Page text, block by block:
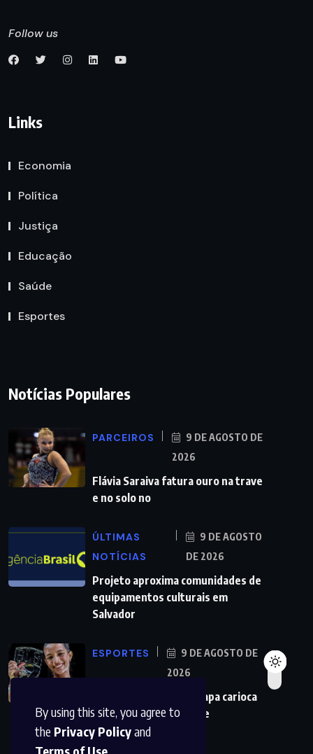
By using this site, you agree to
the Privacy Policyand
Follow us
Links
Economia
Política
Justiça
Educação
Saúde
Esportes
Notícias Populares
PARCEIROS
9 DE AGOSTO DE
2026
Flávia Saraiva fatura ouro na trave
e no solo no
ÚLTIMAS
NOTÍCIAS
9 DE AGOSTO
DE 2026
Projeto aproxima comunidades de
equipamentos culturais em
Salvador
ESPORTES
9 DE AGOSTO DE
2026
Rayssa é campeã da etapa carioca
da Liga Internacional de